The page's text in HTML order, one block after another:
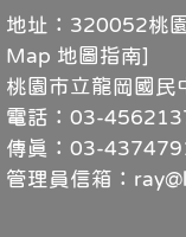
地址：320052桃
Map 地圖指南]
桃園市立龍岡國民
電話：03-
傳真：03-
管理員信箱：